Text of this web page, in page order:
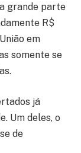
grande parte
R$
em
somente se
já
Um deles, o
de